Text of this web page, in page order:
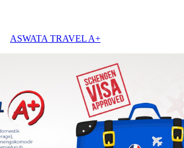
ASWATA TRAVEL A+